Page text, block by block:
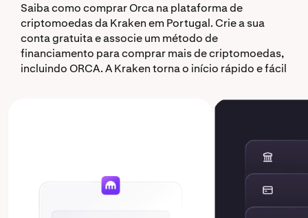
Saiba como comprar Orca na plataforma de
criptomoedas da Kraken em Portugal. Crie a sua
conta gratuita e associe um método de
financiamento para comprar mais de criptomoedas,
incluindo ORCA. A Kraken torna o início rápido e fácil